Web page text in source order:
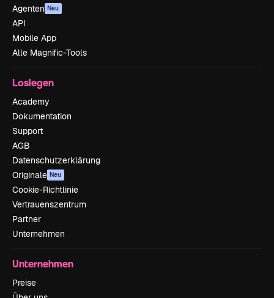
Agenten Neu
API
Mobile App
Alle Magnific-Tools
Loslegen
Academy
Dokumentation
Support
AGB
Datenschutzerklärung
Originale Neu
Cookie-Richtlinie
Vertrauenszentrum
Partner
Unternehmen
Unternehmen
Preise